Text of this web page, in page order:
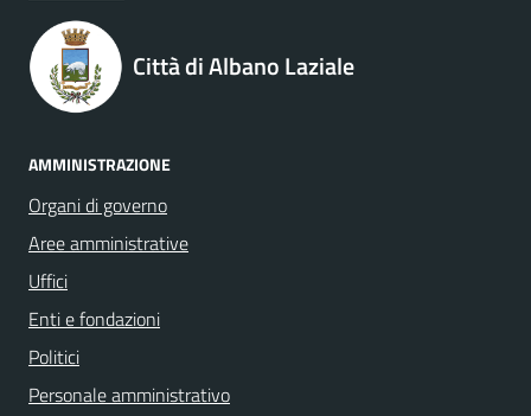
Città di Albano Laziale
AMMINISTRAZIONE
Organi di governo
Aree amministrative
Uffici
Enti e fondazioni
Politici
Personale amministrativo